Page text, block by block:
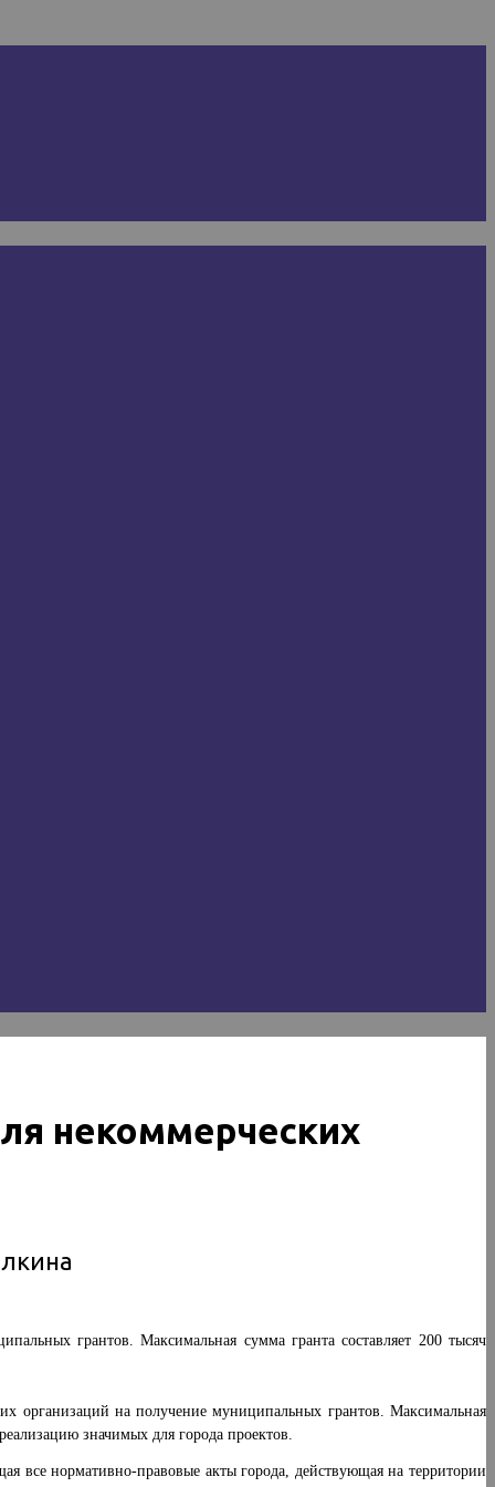
некоммерческих
грантов. Максимальная сумма гранта составляет 200 тысяч
организаций на получение муниципальных грантов. Максимальная
значимых для города проектов.
все нормативно-правовые акты города, действующая на территории